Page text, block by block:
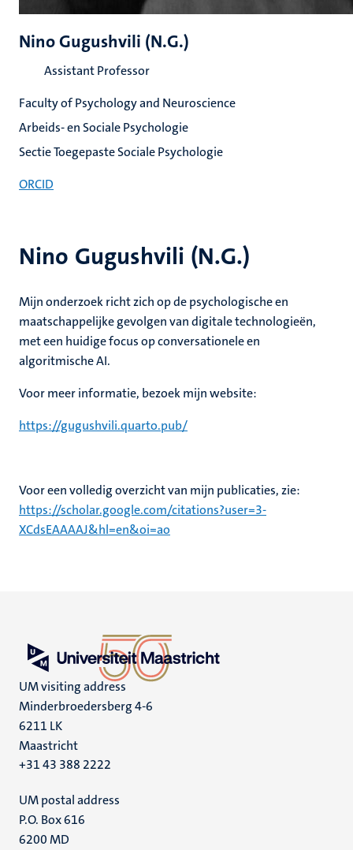
Nino Gugushvili (N.G.)
Mijn onderzoek richt zich op de psychologische en
maatschappelijke gevolgen van digitale technologieën,
met een huidige focus op conversationele en
algoritmische AI.
Voor meer informatie, bezoek mijn website:
https://gugushvili.quarto.pub/
Voor een volledig overzicht van mijn publicaties, zie:
https://scholar.google.com/citations?user=3-
XCdsEAAAAJ&hl=en&oi=ao
Nino Gugushvili (N.G.)
Assistant Professor
Faculty of Psychology and Neuroscience
Arbeids- en Sociale Psychologie
Sectie Toegepaste Sociale Psychologie
ORCID
UM visiting address
Minderbroedersberg 4-6
6211 LK
Maastricht
+31 43 388 2222
UM postal address
P.O. Box 616
6200 MD